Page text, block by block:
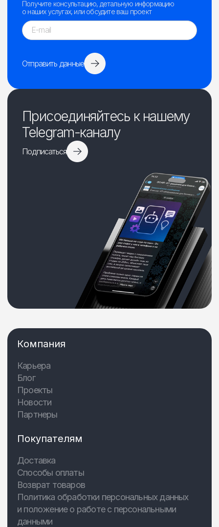
Получите консультацию, детальную информацию
о наших услугах, или обсудите ваш проект
Отправить данные
Присоединяйтесь к нашему
Telegram-каналу
Подписаться
Компания
Карьера
Блог
Проекты
Новости
Партнеры
Покупателям
Доставка
Способы оплаты
Возврат товаров
Политика обработки персональных данных
и положение о работе с персональными
данными